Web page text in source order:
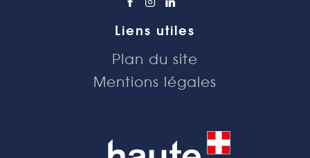
Liens utiles
Plan du site
Mentions légales